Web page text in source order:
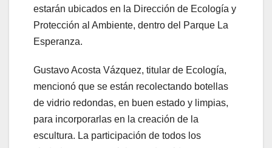
estarán ubicados en la Dirección de Ecología y
Protección al Ambiente, dentro del Parque La
Esperanza.
Gustavo Acosta Vázquez, titular de Ecología,
mencionó que se están recolectando botellas
de vidrio redondas, en buen estado y limpias,
para incorporarlas en la creación de la
escultura. La participación de todos los